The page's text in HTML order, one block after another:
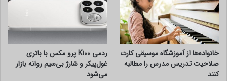
خانواده‌ها از آموزشگاه موسیقی کارت
صلاحیت تدریس مدرس را مطالبه
کنند
ردمی K100 پرو مکس با باتری
غول‌پیکر و شارژ بی‌سیم روانه بازار
می‌شود